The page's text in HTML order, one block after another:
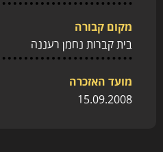
מקום קבורה
בית קברות נחמן רעננה
מועד האזכרה
15.09.2008